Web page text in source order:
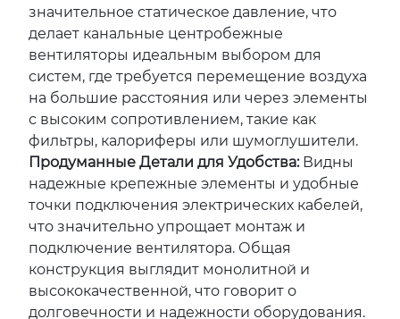
значительное статическое давление, что
делает канальные центробежные
вентиляторы идеальным выбором для
систем, где требуется перемещение воздуха
на большие расстояния или через элементы
с высоким сопротивлением, такие как
фильтры, калориферы или шумоглушители.
Продуманные Детали для Удобства:Видны
надежные крепежные элементы и удобные
точки подключения электрических кабелей,
что значительно упрощает монтаж и
подключение вентилятора. Общая
конструкция выглядит монолитной и
высококачественной, что говорит о
долговечности и надежности оборудования.